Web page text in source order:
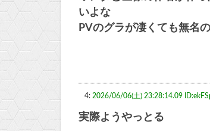
いよな
PVのグラが凄くても無名
4: 2026/06/06(土) 23:28:14.09
実際ようやっとる